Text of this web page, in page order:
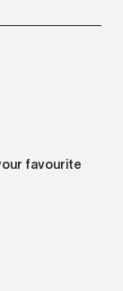
favourite